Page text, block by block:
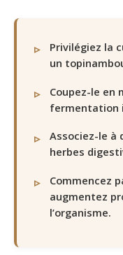
Privilégiez la
un
Coupez-le en
fermentation
Associez-le à
herbes
Commencez
augmentez
l’organisme.